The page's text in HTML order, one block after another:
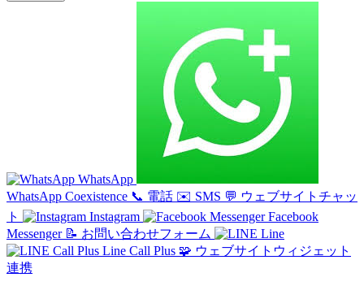
WhatsApp
WhatsApp Coexistence 📞 電話 ✉️ SMS 💬 ウェブサイトチャッ
ト
Instagram
Facebook
Messenger 📝 お問い合わせフォーム
Line
Line Call Plus 🧩 ウェブサイトウィジェット
連携